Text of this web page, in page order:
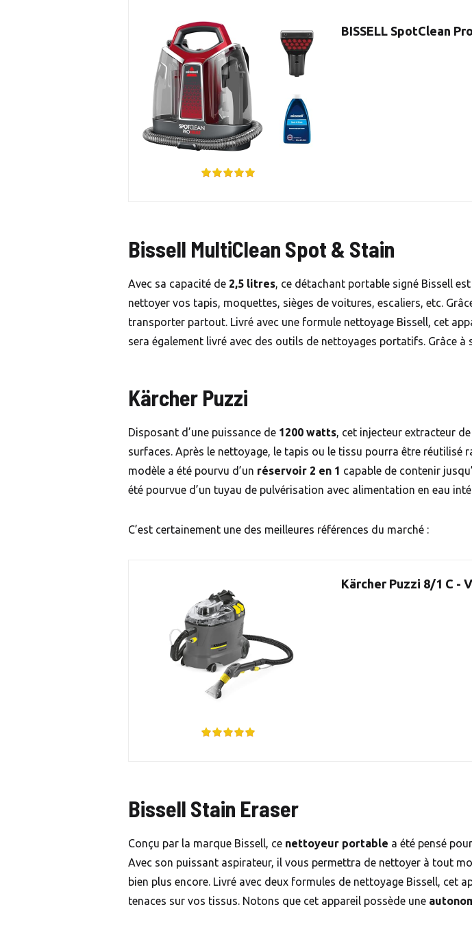
BISSELL SpotClean
Bissell MultiClean Spot & Stain
Avec sa capacité de 2,5 litres, ce détachant portable signé Bissell
nettoyer vos tapis, moquettes, sièges de voitures, escaliers, etc.
transporter partout. Livré avec une formule nettoyage Bissell, cet
sera également livré avec des outils de nettoyages portatifs. Grâce à
Kärcher Puzzi
Disposant d’une puissance de 1200 watts, cet injecteur extracteur
surfaces. Après le nettoyage, le tapis ou le tissu pourra être réutilisé
modèle a été pourvu d’un réservoir 2 en 1 capable de contenir
été pourvue d’un tuyau de pulvérisation avec alimentation en eau
C’est certainement une des meilleures références du marché :
Kärcher Puzzi 8/1 C -
Bissell Stain Eraser
Conçu par la marque Bissell, ce nettoyeur portable a été pensé
Avec son puissant aspirateur, il vous permettra de nettoyer à tout
bien plus encore. Livré avec deux formules de nettoyage Bissell, cet
tenaces sur vos tissus. Notons que cet appareil possède une